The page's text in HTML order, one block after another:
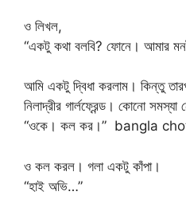
ও লিখল,
“একটু কথা বলবি? ফোনে। আমার
আমি একটু দ্বিধা করলাম। কিন্তু
নিলাদ্রীর গার্লফ্রেন্ড। কোনো সমস্যা
“ওকে। কল কর।” bangla
ও কল করল। গলা একটু কাঁপা।
“হাই অভি…”